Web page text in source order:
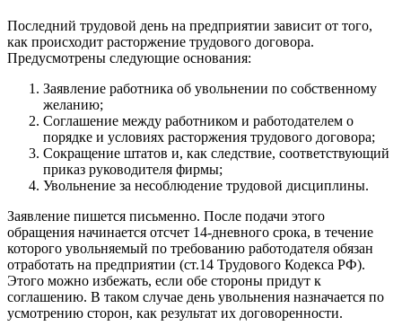
Последний трудовой день на предприятии зависит от того,
как происходит расторжение трудового договора.
Предусмотрены следующие основания:
Заявление работника об увольнении по собственному
желанию;
Соглашение между работником и работодателем о
порядке и условиях расторжения трудового договора;
Сокращение штатов и, как следствие, соответствующий
приказ руководителя фирмы;
Увольнение за несоблюдение трудовой дисциплины.
Заявление пишется письменно. После подачи этого
обращения начинается отсчет 14-дневного срока, в течение
которого увольняемый по требованию работодателя обязан
отработать на предприятии (ст.14 Трудового Кодекса РФ).
Этого можно избежать, если обе стороны придут к
соглашению. В таком случае день увольнения назначается по
усмотрению сторон, как результат их договоренности.